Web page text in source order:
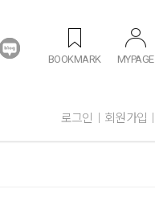
BOOKMARK MYPAGE
로그인 회원가입